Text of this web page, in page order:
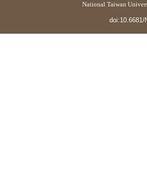
National Taiwan
doi:10.6681/